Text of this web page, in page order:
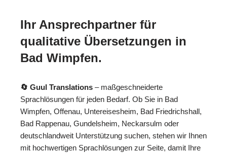
Ihr Ansprechpartner für
qualitative Übersetzungen in
Bad Wimpfen.
🔄 Guul Translations – maßgeschneiderte
Sprachlösungen für jeden Bedarf. Ob Sie in Bad
Wimpfen, Offenau, Untereisesheim, Bad Friedrichshall,
Bad Rappenau, Gundelsheim, Neckarsulm oder
deutschlandweit Unterstützung suchen, stehen wir Ihnen
mit hochwertigen Sprachlösungen zur Seite, damit Ihre